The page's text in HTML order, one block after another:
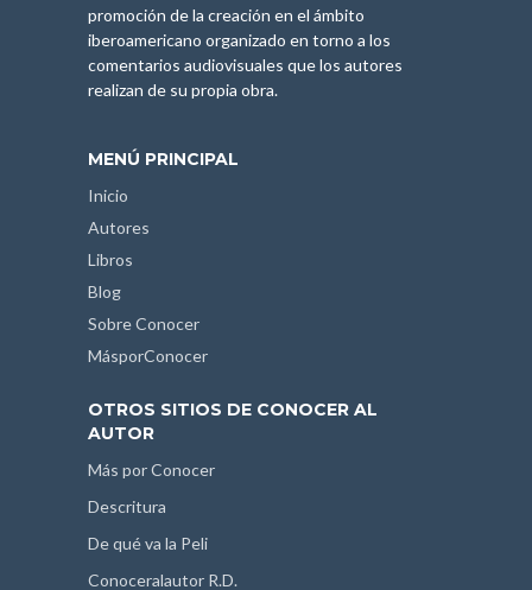
promoción de la creación en el ámbito
iberoamericano organizado en torno a los
comentarios audiovisuales que los autores
realizan de su propia obra.
MENÚ PRINCIPAL
Inicio
Autores
Libros
Blog
Sobre Conocer
MásporConocer
OTROS SITIOS DE CONOCER AL
AUTOR
Más por Conocer
Descritura
De qué va la Peli
Conoceralautor R.D.